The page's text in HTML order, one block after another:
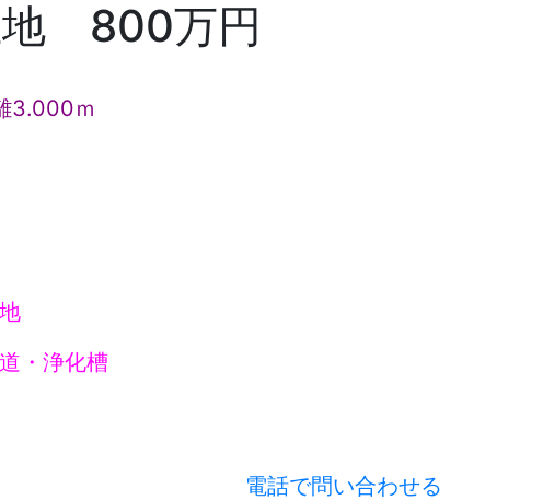
800万円
3.000ｍ
地
・浄化槽
電話で問い合わせる